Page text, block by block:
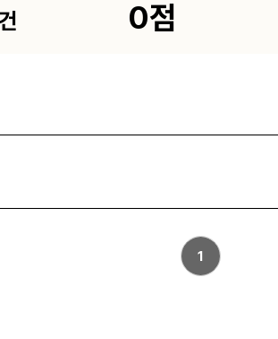
0점
1